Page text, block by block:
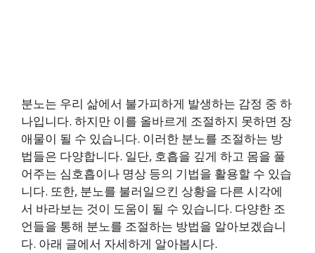
분노는 우리 삶에서 불가피하게 발생하는 감정 중 하
나입니다. 하지만 이를 올바르게 조절하지 못하면 장
애물이 될 수 있습니다. 이러한 분노를 조절하는 방
법들은 다양합니다. 일단, 호흡을 깊게 하고 몸을 풀
어주는 심호흡이나 명상 등의 기법을 활용할 수 있습
니다. 또한, 분노를 불러일으킨 상황을 다른 시각에
서 바라보는 것이 도움이 될 수 있습니다. 다양한 조
언들을 통해 분노를 조절하는 방법을 알아보겠습니
다. 아래 글에서 자세하게 알아봅시다.